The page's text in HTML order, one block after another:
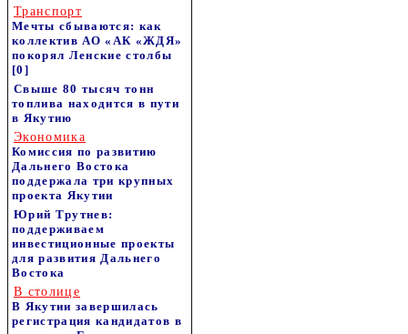
Транспорт
Мечты сбываются: как
коллектив АО «АК «ЖДЯ»
покорял Ленские столбы
[0]
Свыше 80 тысяч тонн
топлива находится в пути
в Якутию
Экономика
Комиссия по развитию
Дальнего Востока
поддержала три крупных
проекта Якутии
Юрий Трутнев:
поддерживаем
инвестиционные проекты
для развития Дальнего
Востока
В столице
В Якутии завершилась
регистрация кандидатов в